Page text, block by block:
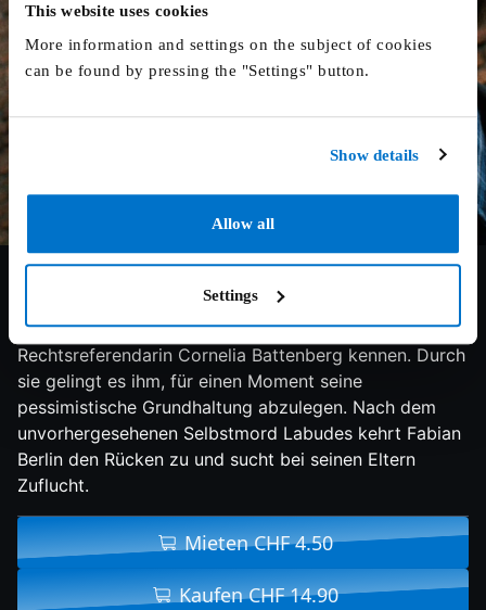
This website uses cookies
More information and settings on the subject of cookies
can be found by pressing the "Settings" button.
Show details
Allow all
Settings
Trennung Hals über Kopf in Exzesse und Affären
stürzt, lernt Fabian eines Tages die selbstbewusste
Rechtsreferendarin Cornelia Battenberg kennen. Durch
sie gelingt es ihm, für einen Moment seine
pessimistische Grundhaltung abzulegen. Nach dem
unvorhergesehenen Selbstmord Labudes kehrt Fabian
Berlin den Rücken zu und sucht bei seinen Eltern
Zuflucht.
Mieten CHF 4.50
Kaufen CHF 14.90